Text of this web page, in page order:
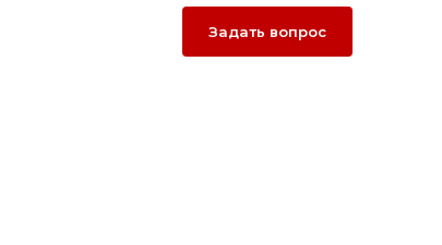
Задать вопрос